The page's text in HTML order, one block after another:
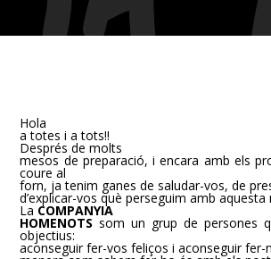
Hola
a totes i a tots!!
Després de molts
mesos de preparació, i encara amb els
coure al
forn, ja tenim ganes de saludar-vos, de
d’explicar-vos què perseguim amb
La COMPANYIA
HOMENOTS som un grup de persones
objectius:
aconseguir fer-vos feliços i aconseguir fer-